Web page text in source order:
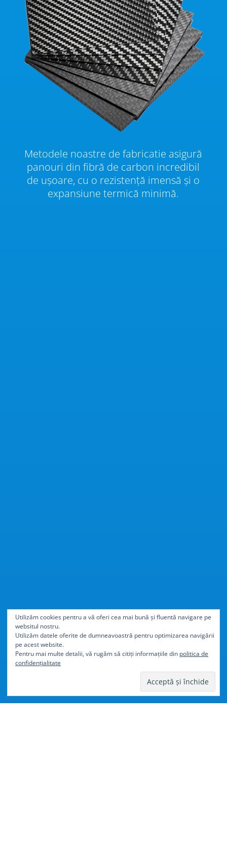
Metodele noastre de fabricatie asigură
panouri din fibră de carbon incredibil
de ușoare, cu o rezistență imensă și o
expansiune termică minimă.
Cu40% mai ușordecât
aluminiul
Utilizăm cookies pentru a vă oferi cea mai bună și fluentă navigare pe
websitul nostru.
Utilizăm datele oferite de dumneavoastră pentru optimizarea navigării
pe acest website.
Pentru mai multe detalii, vă rugăm să citiți informațiile din politica de
confidențialitate